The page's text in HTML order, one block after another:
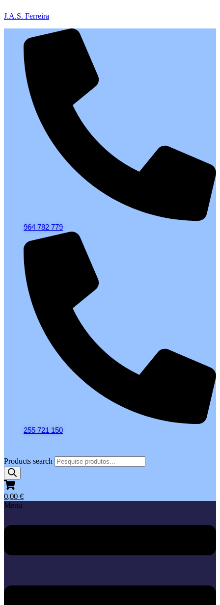
J.A.S. Ferreira
964 782 779
255 721 150
Products search
0,00 €
Menu